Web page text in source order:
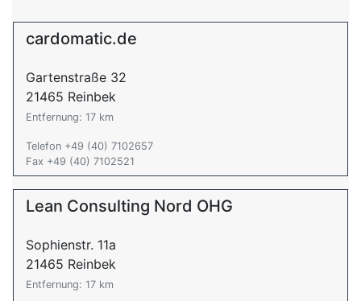
cardomatic.de
Gartenstraße 32
21465 Reinbek
Entfernung: 17 km
Telefon +49 (40) 7102657
Fax +49 (40) 7102521
Lean Consulting Nord OHG
Sophienstr. 11a
21465 Reinbek
Entfernung: 17 km